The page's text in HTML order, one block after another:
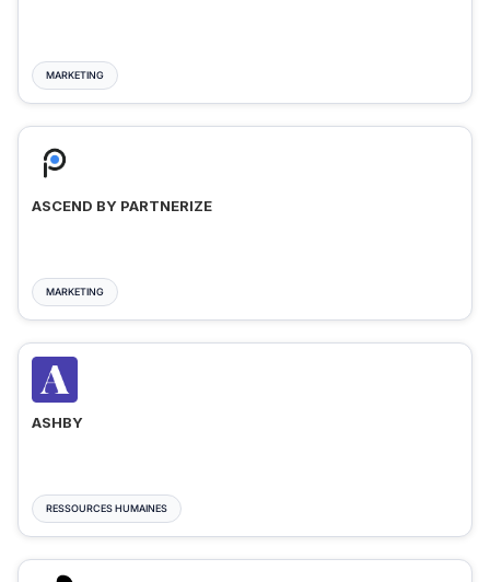
MARKETING
ASCEND BY PARTNERIZE
MARKETING
ASHBY
RESSOURCES HUMAINES